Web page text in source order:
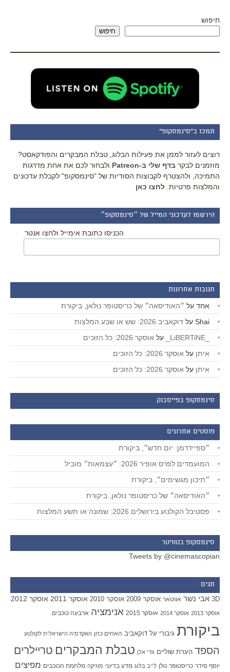
חיפוש
חיפוש
תמכו ב"סינמסקופ"
רוצים לעזור לממן את פעילות הבלוג, טבלת המבקרים והפודקאסט?
מוזמנים לבקר בדף שלי ב-Patreon
ולבחור לכם את אחת מדרגות
התמיכה, ולהצטרף לקבוצות הסודיות של "סינמסקופ" לקבלת עדכונים
והמלצות פרטיות. לחצו כאן
הירשמו לעדכוני המייל של ״סינמסקופ״
הכניסו כתובת אימייל ולחצו אנטר
תגובות אחרונות
אחד על ״האודיסאה״ של כריסטופר נולאן, ביקורת
Shai על דוקאביב 2026: שש או שבע המלצות
על אוסקר 2026: כל הזוכים
איתן על אוסקר 2026: כל הזוכים
איתן על אוסקר 2026: כל הזוכים
סינמסקופ בפייסבוק
פוסטים אחרונים
״ספיידרמן: יום חדש״, ביקורת
המועמדים לפרס אופיר 2026: ״עצמאות״ מוביל
״תיכון מגשימים״, ביקורת
״האודיסאה״ של כריסטופר נולאן, ביקורת
פסטיבל הקולנוע בירושלים 2026: שמונה או תשע המלצות
סינמסקופ בטוויטר
Tweets by @cinemascopian
תגים
3D אבי נשר אווטאר אוסקר 2009 אוסקר 2010 אוסקר 2011 אוסקר 2012
אוסקר 2013 אוסקר 2014 אוסקר 2015 אנימציה ארבעה כוכבים
ביקורת גיבורי על דוקאביב האחים כהן האקדמיה הישראלית לקולנוע
הספד הערת שוליים וודי אלן טבלת המבקרים טריילרים
יוסף סידר כריסטופר נולן לייב בלוג מדע בדיוני מוזיקה מלחמת הכוכבים מפיצים